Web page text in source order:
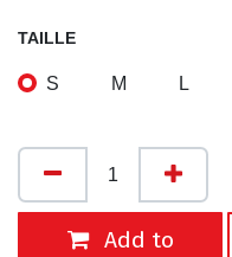
TAILLE
S M L
Add to